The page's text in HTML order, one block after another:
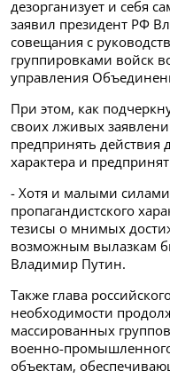
дезорганизует и себя
заявил президент РФ
совещания с
группировками войск
управления
При этом, как
своих лживых
предпринять действия
характера и
- Хотя и малыми
пропагандистского
тезисы о мнимых
возможным вылазкам
Владимир Путин.
Также глава
необходимости
массированных
военно-
объектам,